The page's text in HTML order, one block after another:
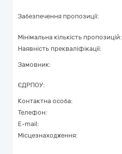
Забезпечення пропозиції:
Мінімальна кількість пропозицій:
Наявність прекваліфікації:
Замовник:
ЄДРПОУ:
Контактна особа:
Телефон:
E-mail:
Місцезнаходження: